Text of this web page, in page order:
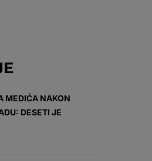
MEDIĆA NAKON
DESETI JE